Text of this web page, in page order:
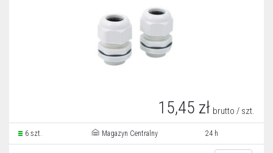
15,45 zł brutto / szt.
6 szt. Magazyn Centralny 24 h